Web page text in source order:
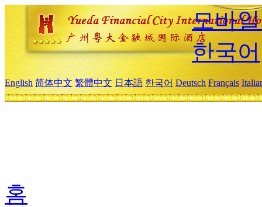
모바
한국어
English 简体中文 繁體中文 日本語 한국어 Deutsch Français
홈